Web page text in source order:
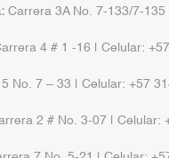
Carrera 3A No. 7-133/7-
4 # 1 -16 | Celular:
No. 7 – 33 | Celular: +57
2 # No. 3-07 | Celular: